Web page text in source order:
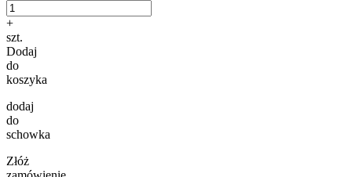
+
szt.
Dodaj
do
koszyka
dodaj
do
schowka
Złóż